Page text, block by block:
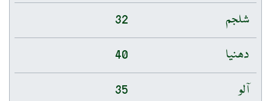
شلجم
32
دھنیا
40
آلو
35